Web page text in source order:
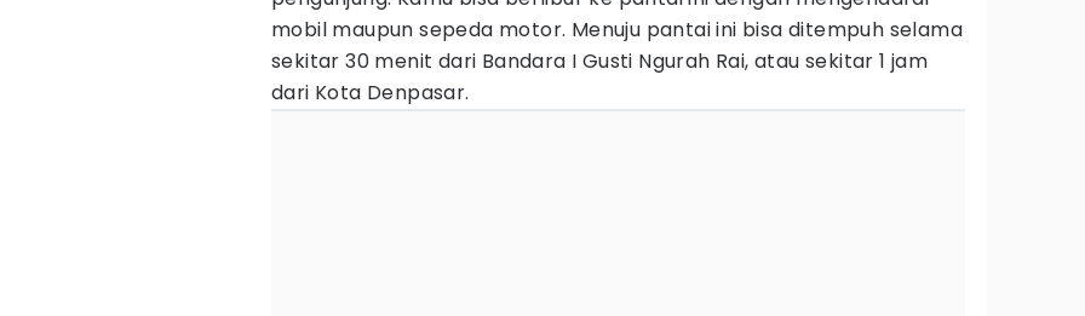
mobil maupun sepeda motor. Menuju pantai ini bisa ditempuh selama
sekitar 30 menit dari Bandara I Gusti Ngurah Rai, atau sekitar 1 jam
dari Kota Denpasar.